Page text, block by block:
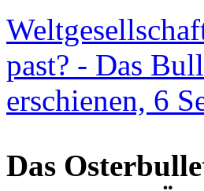
past? - Das
erschienen, 6
Das